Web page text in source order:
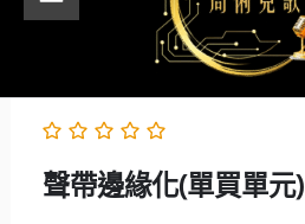
聲帶邊緣化(單買單元)